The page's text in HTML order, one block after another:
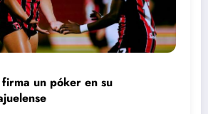
un póker en su